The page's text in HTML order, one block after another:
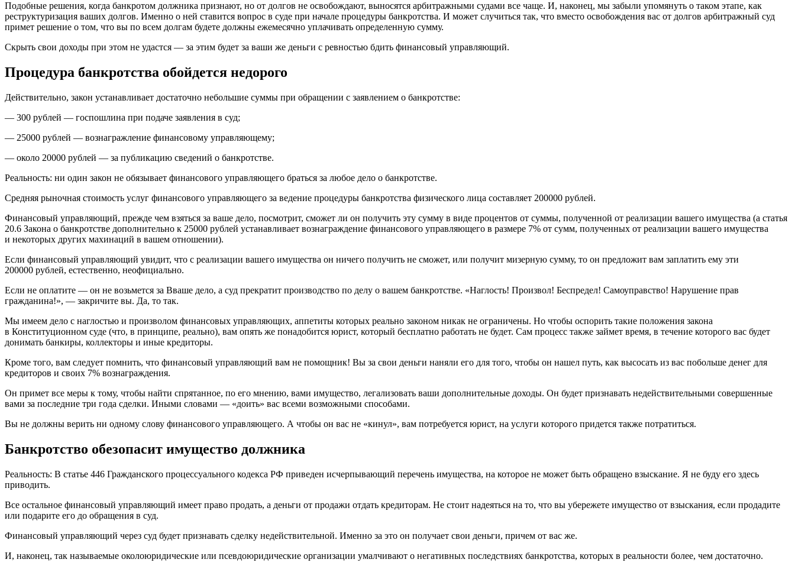
Подобные решения, когда банкротом должника признают, но от долгов не освобождают, выносятся арбитражными судами все чаще. И, наконец, мы забыли упомянуть о таком этапе, как
реструктуризация ваших долгов. Именно о ней ставится вопрос в суде при начале процедуры банкротства. И может случиться так, что вместо освобождения вас от долгов арбитражный суд
примет решение о том, что вы по всем долгам будете должны ежемесячно уплачивать определенную сумму.
Скрыть свои доходы при этом не удастся — за этим будет за ваши же деньги с ревностью бдить финансовый управляющий.
Процедура банкротства обойдется недорого
Действительно, закон устанавливает достаточно небольшие суммы при обращении с заявлением о банкротстве:
— 300 рублей — госпошлина при подаче заявления в суд;
— 25000 рублей — вознагражление финансовому управляющему;
— около 20000 рублей — за публикацию сведений о банкротстве.
Реальность: ни один закон не обязывает финансового управляющего браться за любое дело о банкротстве.
Средняя рыночная стоимость услуг финансового управляющего за ведение процедуры банкротства физического лица составляет 200000 рублей.
Финансовый управляющий, прежде чем взяться за ваше дело, посмотрит, сможет ли он получить эту сумму в виде процентов от суммы, полученной от реализации вашего имущества (а статья
20.6 Закона о банкротстве дополнительно к 25000 рублей устанавливает вознаграждение финансового управляющего в размере 7% от сумм, полученных от реализации вашего имущества
и некоторых других махинаций в вашем отношении).
Если финансовый управляющий увидит, что с реализации вашего имущества он ничего получить не сможет, или получит мизерную сумму, то он предложит вам заплатить ему эти
200000 рублей, естественно, неофициально.
Если не оплатите — он не возьмется за Вваше дело, а суд прекратит производство по делу о вашем банкротстве. «Наглость! Произвол! Беспредел! Самоуправство! Нарушение прав
гражданина!», — закричите вы. Да, то так.
Мы имеем дело с наглостью и произволом финансовых управляющих, аппетиты которых реально законом никак не ограничены. Но чтобы оспорить такие положения закона
в Конституционном суде (что, в принципе, реально), вам опять же понадобится юрист, который бесплатно работать не будет. Сам процесс также займет время, в течение которого вас будет
донимать банкиры, коллекторы и иные кредиторы.
Кроме того, вам следует помнить, что финансовый управляющий вам не помощник! Вы за свои деньги наняли его для того, чтобы он нашел путь, как высосать из вас побольше денег для
кредиторов и своих 7% вознаграждения.
Он примет все меры к тому, чтобы найти спрятанное, по его мнению, вами имущество, легализовать ваши дополнительные доходы. Он будет признавать недействительными совершенные
вами за последние три года сделки. Иными словами — «доить» вас всеми возможными способами.
Вы не должны верить ни одному слову финансового управляющего. А чтобы он вас не «кинул», вам потребуется юрист, на услуги которого придется также потратиться.
Банкротство обезопасит имущество должника
Реальность: В статье 446 Гражданского процессуального кодекса РФ приведен исчерпывающий перечень имущества, на которое не может быть обращено взыскание. Я не буду его здесь
приводить.
Все остальное финансовый управляющий имеет право продать, а деньги от продажи отдать кредиторам. Не стоит надеяться на то, что вы убережете имущество от взыскания, если продадите
или подарите его до обращения в суд.
Финансовый управляющий через суд будет признавать сделку недействительной. Именно за это он получает свои деньги, причем от вас же.
И, наконец, так называемые околоюридические или псевдоюридические организации умалчивают о негативных последствиях банкротства, которых в реальности более, чем достаточно.